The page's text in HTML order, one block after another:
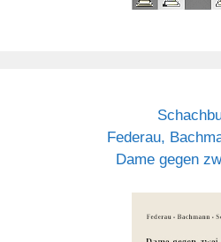
Federau,
Dame gegen